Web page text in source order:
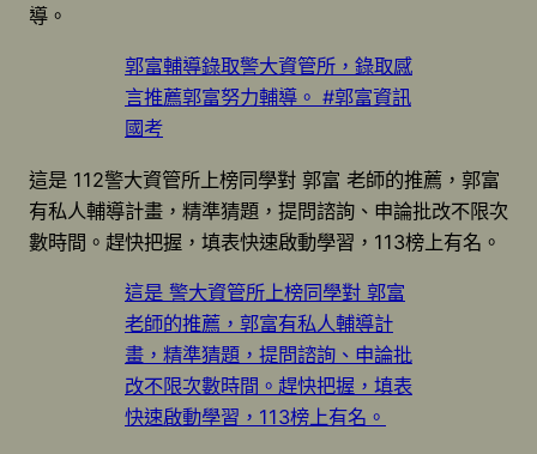
導。
郭富輔導錄取警大資管所，錄取感
言推薦郭富努力輔導。 #郭富資訊
國考
這是 112警大資管所上榜同學對 郭富 老師的推薦，郭富
有私人輔導計畫，精準猜題，提問諮詢、申論批改不限次
數時間。趕快把握，填表快速啟動學習，113榜上有名。
這是 警大資管所上榜同學對 郭富
老師的推薦，郭富有私人輔導計
畫，精準猜題，提問諮詢、申論批
改不限次數時間。趕快把握，填表
快速啟動學習，113榜上有名。